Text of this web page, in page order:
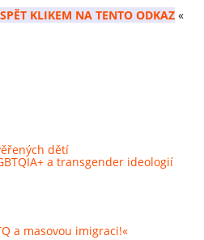
KLIKEM NA TENTO ODKAZ «
dětí
a transgender ideologií
a masovou imigraci!«